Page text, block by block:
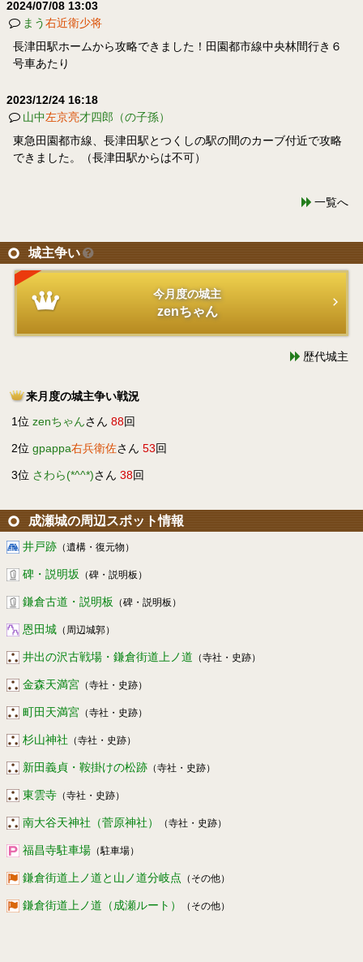
2024/07/08 13:03
まう右近衛少将
長津田駅ホームから攻略できました！田園都市線中央林間行き６
号車あたり
2023/12/24 16:18
山中左京亮才四郎（の子孫）
東急田園都市線、長津田駅とつくしの駅の間のカーブ付近で攻略
できました。（長津田駅からは不可）
一覧へ
城主争い
今月度の城主
zenちゃん
歴代城主
来月度の城主争い戦況
1位 zenちゃんさん 88回
2位 gpappa右兵衛佐さん 53回
3位 さわら(*^^*)さん 38回
成瀬城の周辺スポット情報
井戸跡 （遺構・復元物）
碑・説明坂 （碑・説明板）
鎌倉古道・説明板 （碑・説明板）
恩田城 （周辺城郭）
井出の沢古戦場・鎌倉街道上ノ道 （寺社・史跡）
金森天満宮 （寺社・史跡）
町田天満宮 （寺社・史跡）
杉山神社 （寺社・史跡）
新田義貞・鞍掛けの松跡 （寺社・史跡）
東雲寺 （寺社・史跡）
南大谷天神社（菅原神社） （寺社・史跡）
福昌寺駐車場 （駐車場）
鎌倉街道上ノ道と山ノ道分岐点 （その他）
鎌倉街道上ノ道（成瀬ルート） （その他）